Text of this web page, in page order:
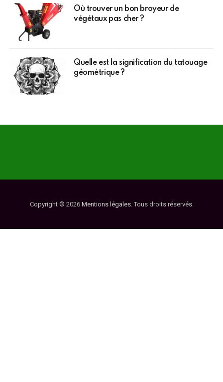
Où trouver un bon broyeur de
végétaux pas cher ?
Quelle est la signification du tatouage
géométrique ?
Copyright © 2026 Mentions légales. Tous droits réservés.